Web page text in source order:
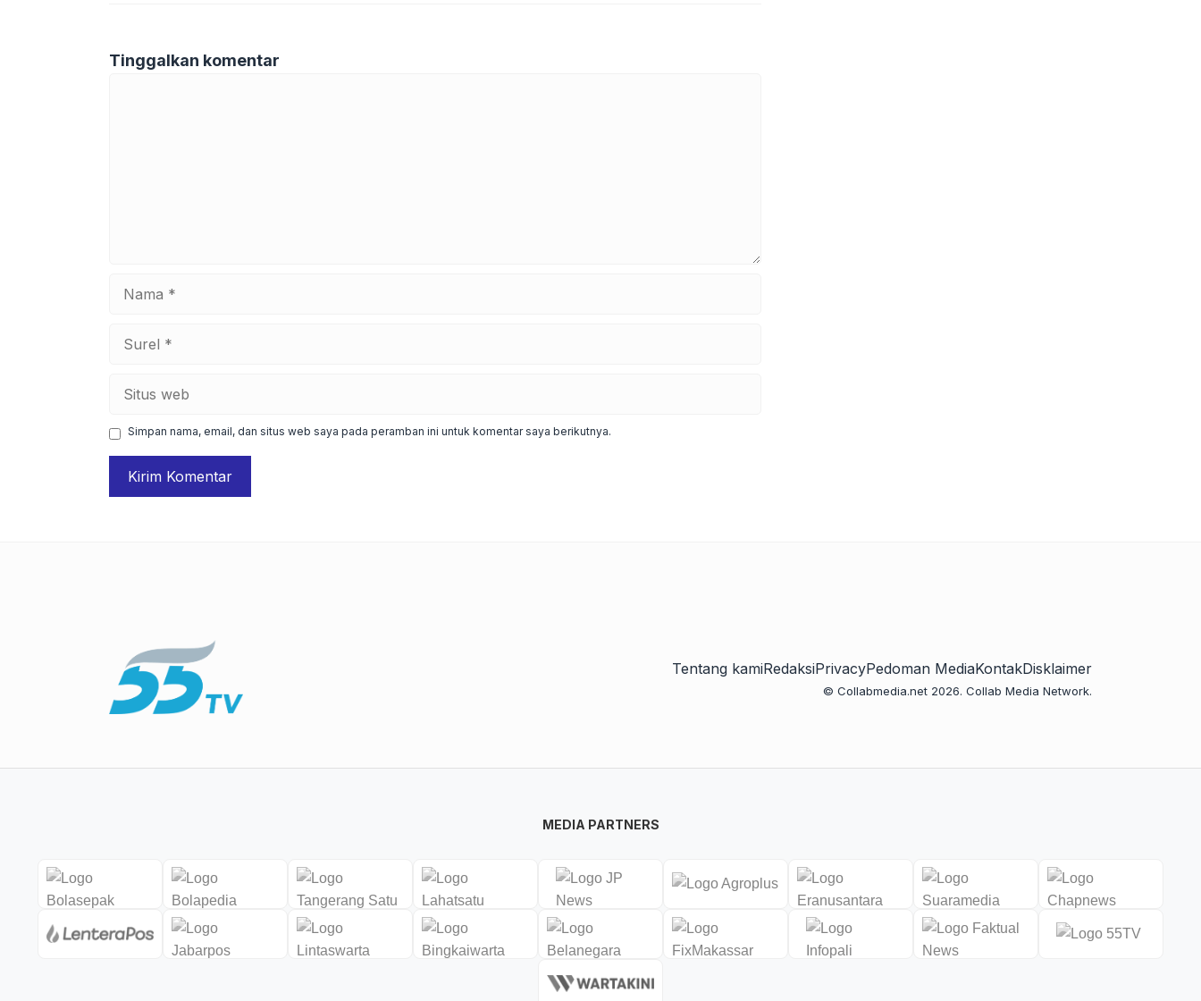
Tinggalkan komentar
web
Simpan nama, email, dan situs web saya pada peramban ini untuk komentar saya berikutnya.
Tentang kamiRedaksiPrivacyPedoman MediaKontakDisklaimer
© Collabmedia.net 2026. Collab Media Network.
MEDIA PARTNERS